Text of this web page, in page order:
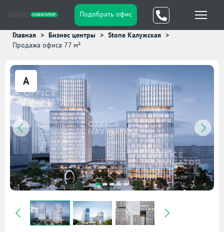
Подобрать офис
Главная Бизнес центры
Stone Калужская
Продажа офиса 77 м²
A